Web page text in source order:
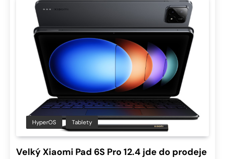
HyperOS Tablety
Velký Xiaomi Pad 6S Pro 12.4 jde do prodeje